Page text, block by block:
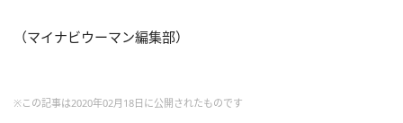
（マイナビウーマン編集部）
※この記事は2020年02月18日に公開されたものです